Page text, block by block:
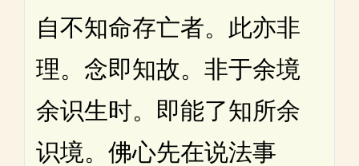
自不知命存亡者。此亦非
理。念即知故。非于余境
余识生时。即能了知所余
识境。佛心先在说法事